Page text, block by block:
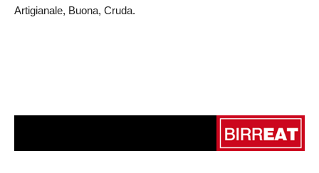
Artigianale, Buona, Cruda.